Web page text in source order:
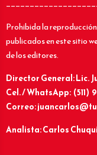
Prohibida la
publicados en este sitio
de los editores.
Director General: Lic.
Cel. / WhatsApp: (511)
Correo:
Analista: Carlos